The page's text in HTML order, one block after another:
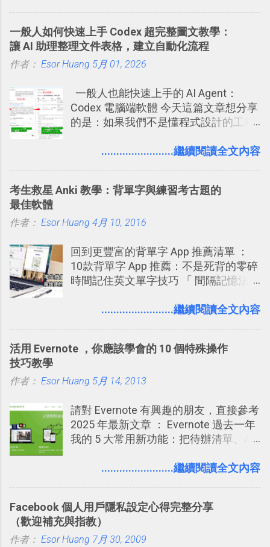
學。 2015/6/13 新增： 免費專案管理軟
體推薦！困難計畫簡單管理 13 種工具
2016 年新增 ： 如何將 Trello 切換到繁
2016/7/7 新增 ： 如何活用 Trello 記
帳？我的理財計畫心得與看板範本
2016/7/13 新增： 如何將網頁資料快速
2016/8 新增： Trello 開放「強化功能」
技！最想要的強大 Trello 客製化範例教
急時間管理四象限在 Trello 活用與範本
用 Trello？ 8個專案排程協作重點技巧
2017/6 新增： 如何用 Trello 規劃自助
旅行？我的 Trello 行程計畫使用技巧教
卡片不再落落長？專案管理的5個關鍵
子彈筆記？我的 Trello GTD 方法範例看
板分享
置。不過有一項很實用的設定是新增
的， 那就是可以 事先審查 朋友「標籤
你」的內容，決定要不要讓其他朋友看
標籤在他的訊息中，或是想把你標籤在
相片圖片裡，現在你都多了一個「事先
審查」的機制，可以決定這些你被標籤
鴉牆上，從而禁止可能的祕密被你其他
一般人如何快速上手 Codex 超完整圖文教學：
讓 AI 助理整理文件表格，建立自動化流程
作者： Esor Huang 5月 01, 2026
一般人也能快速上手的 AI Agent：
Codex 電腦端軟體 今天這篇文章想分享
的是：如果我們不是懂程式設計的工程
（ChatGPT） 的 Codex 工具？ 如何用
打造一個更自動化的電腦工作流程。
........................繼續閱讀全文內容
考生救星 Anki 教學：背單字與練習考古題的
最佳軟體
作者： Esor Huang 4月 10, 2016
回到更豐富的背單字 App 推薦清單 ：
10款背單字 App 推薦：不是死背的零碎
時間記住英文單字技巧 「 間隔記憶法
短期記憶變成長期記憶。 舉例來說我今
強；然後下次快要忘記可能變成相隔一
化，讓記憶延長到可能半個月；那時候
來一個月的記憶長度！就這樣反覆慢慢
拉長時間練習，就能讓一個東西成為腦
海中更深刻的記憶。 問題是，當我們一
要準備數百個考試問題時，自己手動進
練習的記憶卡片，自動規劃要延期複習
的卡片，每天自動產生記憶練習題，這
樣的軟體中最受好評的，或許就是今天
........................繼續閱讀全文內容
活用 Evernote ，你應該學會的 10 個特殊操作
技巧教學
作者： Esor Huang 5月 14, 2013
請對 Evernote 有興趣的朋友，直接參考
2025 年最新文章 ： Evernote 過去一年
我的 5 大常用新功能：把待辦清單、AI
介紹文章： 把不同筆記中的待辦清單統
大綱收合、目錄連結、錨點連結，整理
超長筆記應用案例分享 新功能教學： 會
議記錄不麻煩！我常用兩個 Evernote AI
........................繼續閱讀全文內容
Facebook 個人用戶隱私設定心得完整分享
（歡迎補充與指教）
作者： Esor Huang 7月 30, 2009